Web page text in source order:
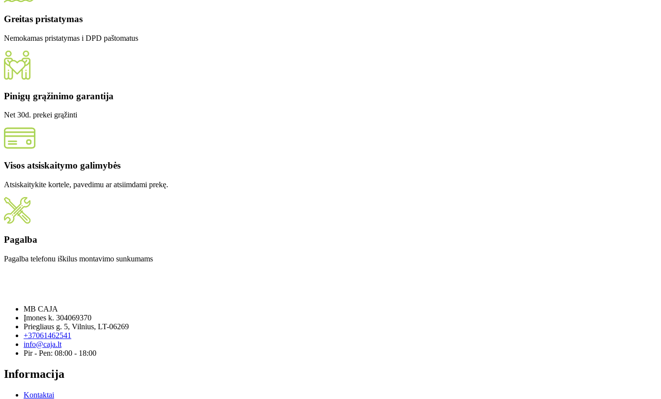
Greitas pristatymas
Nemokamas pristatymas i DPD paštomatus
Pinigų grąžinimo garantija
Net 30d. prekei grąžinti
Visos atsiskaitymo galimybės
Atsiskaitykite kortele, pavedimu ar atsiimdami prekę.
Pagalba
Pagalba telefonu iškilus montavimo sunkumams
MB CAJA
Įmones k. 304069370
Priegliaus g. 5, Vilnius, LT-06269
+37061462541
info@caja.lt
Pir - Pen: 08:00 - 18:00
Informacija
Kontaktai